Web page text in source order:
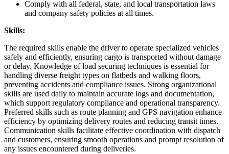
Comply with all federal, state, and local transportation laws
and company safety policies at all times.
Skills:
The required skills enable the driver to operate specialized vehicles
safely and efficiently, ensuring cargo is transported without damage
or delay. Knowledge of load securing techniques is essential for
handling diverse freight types on flatbeds and walking floors,
preventing accidents and compliance issues. Strong organizational
skills are used daily to maintain accurate logs and documentation,
which support regulatory compliance and operational transparency.
Preferred skills such as route planning and GPS navigation enhance
efficiency by optimizing delivery routes and reducing transit times.
Communication skills facilitate effective coordination with dispatch
and customers, ensuring smooth operations and prompt resolution of
any issues encountered during deliveries.